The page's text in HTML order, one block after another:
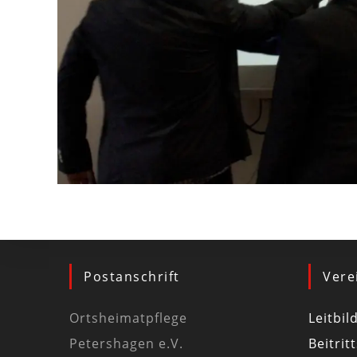
Postanschrift
Ortsheimatpflege
Petershagen e.V.